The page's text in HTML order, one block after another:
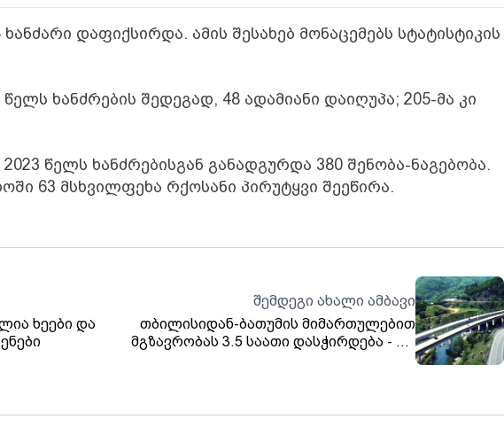
დაფიქსირდა. ამის შესახებ მონაცემებს სტატისტიკის
ხანძრების შედეგად, 48 ადამიანი დაიღუპა; 205-მა კი
2023 წელს ხანძრებისგან განადგურდა 380 შენობა-ნაგებობა.
63 მსხვილფეხა რქოსანი პირუტყვი შეეწირა.
ხეები და
შემდეგი ახალი ამბავი
თბილისიდან-ბათუმის მიმართულებით
მგზავრობას 3.5 საათი დასჭირდება - რა
საგზაო პროექტებს გეგმავს მთავრობა